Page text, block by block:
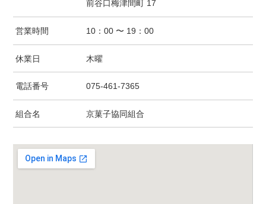
前谷口梅津間町 17
営業時間 10：00 〜 19：00
休業日 木曜
電話番号 075-461-7365
組合名 京菓子協同組合